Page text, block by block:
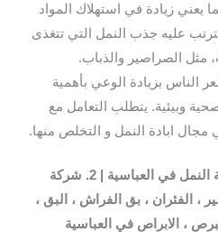
يعني زيادة في استهلاك المواد
يترتب عليه جذب النمل التي تتغذى
مثل الصراصير والذباب.
الناس بزيادة الوعي بأهمية
وبيئية. يتطلب التعامل مع
مجال ابادة النمل و التخلص منها.
2. افضل شركة المانية لمكافحة النمل في العباسية | 2. شركة
، الفئران ، بق الفراش ، البق ،
، الابراص في العباسية